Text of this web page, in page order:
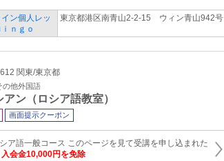
ン個人レッ
ｎｇｏ
東京都港区南青山2-2-15 ウィン青山942号
関東/東京都
の他外国語
ン（ロシア語教室）
画面提示クーポン
ア語一般コース このページを見て受講を申し込まれた
入会金10,000円を免除